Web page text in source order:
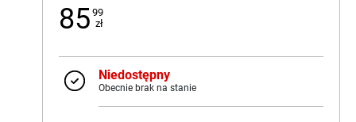
85 99
zł
Niedostępny
Obecnie brak na stanie